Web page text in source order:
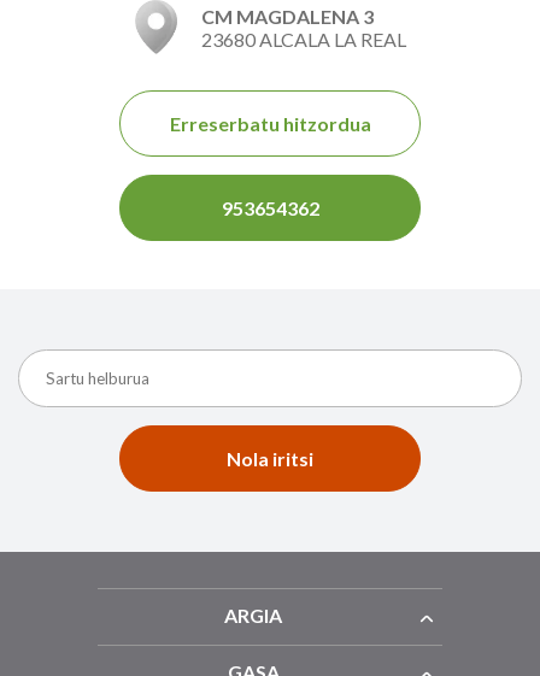
CM MAGDALENA 3
23680 ALCALA LA REAL
Erreserbatu hitzordua
953654362
Nola iritsi
ARGIA